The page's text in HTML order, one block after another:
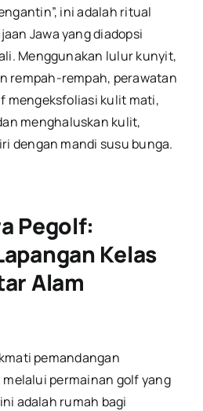
ini adalah ritual
Jawa yang diadopsi
Menggunakan lulur kunyit,
rempah-rempah, perawatan
mengeksfoliasi kulit mati,
menghaluskan kulit,
dengan mandi susu bunga.
Pegolf:
Kelas
Alam
pemandangan
permainan golf yang
adalah rumah bagi